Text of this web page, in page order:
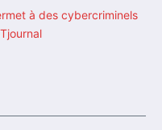
à des cybercriminels